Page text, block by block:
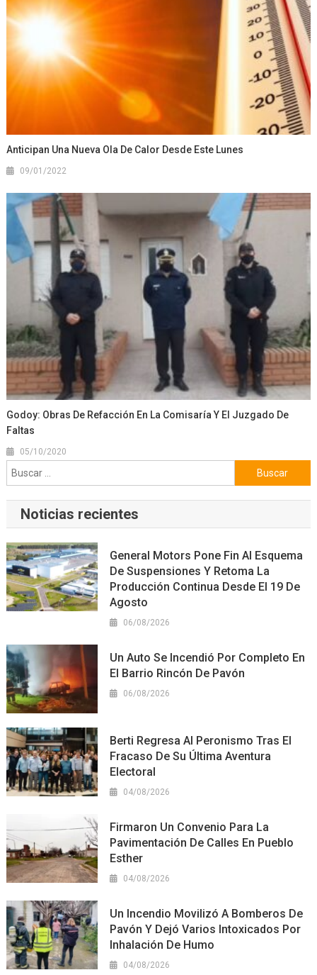
Anticipan Una Nueva Ola De Calor Desde Este Lunes
09/01/2022
Godoy: Obras De Refacción En La Comisaría Y El Juzgado De
Faltas
05/10/2020
Buscar:
Noticias recientes
General Motors Pone Fin Al Esquema
De Suspensiones Y Retoma La
Producción Continua Desde El 19 De
Agosto
06/08/2026
Un Auto Se Incendió Por Completo En
El Barrio Rincón De Pavón
06/08/2026
Berti Regresa Al Peronismo Tras El
Fracaso De Su Última Aventura
Electoral
04/08/2026
Firmaron Un Convenio Para La
Pavimentación De Calles En Pueblo
Esther
04/08/2026
Un Incendio Movilizó A Bomberos De
Pavón Y Dejó Varios Intoxicados Por
Inhalación De Humo
04/08/2026